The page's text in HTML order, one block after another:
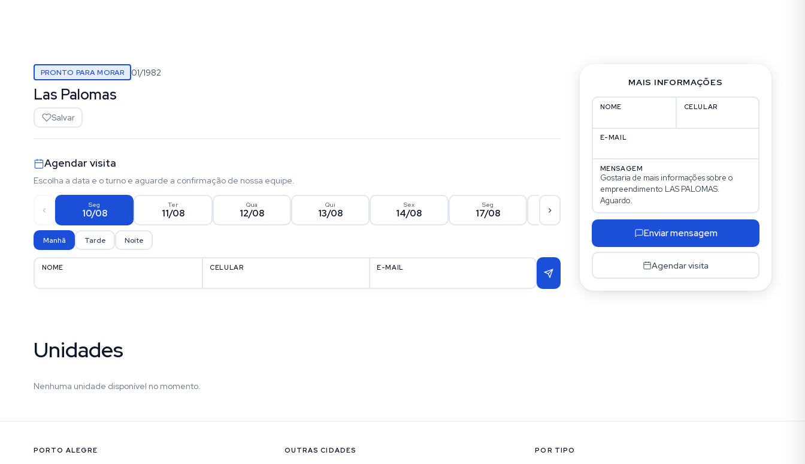
PRONTO PARA MORAR 01/1982
Las Palomas
Salvar
Agendar visita
Escolha a data e o turno e aguarde a confirmação de nossa equipe.
Seg
10/08
Ter
11/08
Qua
12/08
Qui
13/08
Sex
14/08
Seg
17/08 19/08 20/08
Manhã Tarde Noite
NOME CELULAR E-MAIL
MAIS INFORMAÇÕES
NOME CELULAR
E-MAIL
MENSAGEM
Enviar mensagem
Agendar visita
Unidades
Nenhuma unidade disponível no momento.
PORTO ALEGRE OUTRAS CIDADES POR TIPO